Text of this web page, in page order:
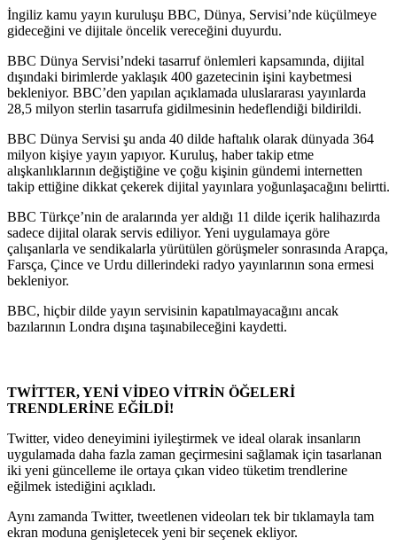
İngiliz kamu yayın kuruluşu BBC, Dünya, Servisi’nde küçülmeye
gideceğini ve dijitale öncelik vereceğini duyurdu.
BBC Dünya Servisi’ndeki tasarruf önlemleri kapsamında, dijital
dışındaki birimlerde yaklaşık 400 gazetecinin işini kaybetmesi
bekleniyor. BBC’den yapılan açıklamada uluslararası yayınlarda
28,5 milyon sterlin tasarrufa gidilmesinin hedeflendiği bildirildi.
BBC Dünya Servisi şu anda 40 dilde haftalık olarak dünyada 364
milyon kişiye yayın yapıyor. Kuruluş, haber takip etme
alışkanlıklarının değiştiğine ve çoğu kişinin gündemi internetten
takip ettiğine dikkat çekerek dijital yayınlara yoğunlaşacağını belirtti.
BBC Türkçe’nin de aralarında yer aldığı 11 dilde içerik halihazırda
sadece dijital olarak servis ediliyor. Yeni uygulamaya göre
çalışanlarla ve sendikalarla yürütülen görüşmeler sonrasında Arapça,
Farsça, Çince ve Urdu dillerindeki radyo yayınlarının sona ermesi
bekleniyor.
BBC, hiçbir dilde yayın servisinin kapatılmayacağını ancak
bazılarının Londra dışına taşınabileceğini kaydetti.
TWİTTER, YENİ VİDEO VİTRİN ÖĞELERİ
TRENDLERİNE EĞİLDİ!
Twitter, video deneyimini iyileştirmek ve ideal olarak insanların
uygulamada daha fazla zaman geçirmesini sağlamak için tasarlanan
iki yeni güncelleme ile ortaya çıkan video tüketim trendlerine
eğilmek istediğini açıkladı.
Aynı zamanda Twitter, tweetlenen videoları tek bir tıklamayla tam
ekran moduna genişletecek yeni bir seçenek ekliyor.